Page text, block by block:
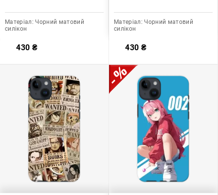
Матеріал: Чорний матовий
силікон
430 ₴
Матеріал: Чорний матовий
силікон
430 ₴